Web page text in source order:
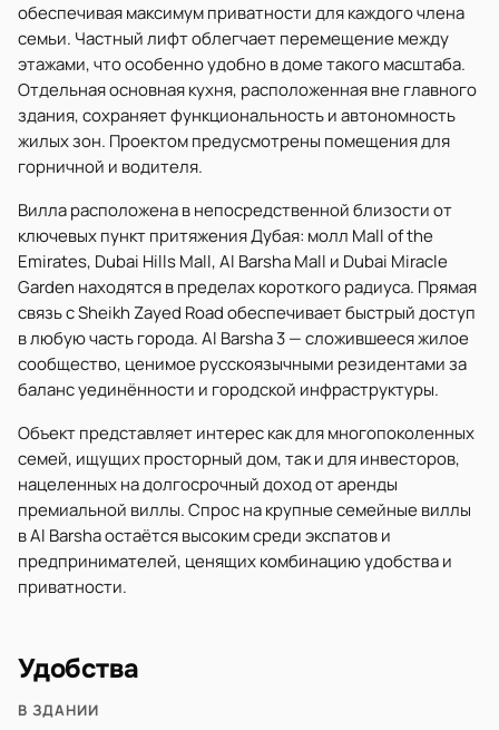
обеспечивая максимум приватности для каждого члена
семьи. Частный лифт облегчает перемещение между
этажами, что особенно удобно в доме такого масштаба.
Отдельная основная кухня, расположенная вне главного
здания, сохраняет функциональность и автономность
жилых зон. Проектом предусмотрены помещения для
горничной и водителя.
Вилла расположена в непосредственной близости от
ключевых пункт притяжения Дубая: молл Mall of the
Emirates, Dubai Hills Mall, Al Barsha Mall и Dubai Miracle
Garden находятся в пределах короткого радиуса. Прямая
связь с Sheikh Zayed Road обеспечивает быстрый доступ
в любую часть города. Al Barsha 3 — сложившееся жилое
сообщество, ценимое русскоязычными резидентами за
баланс уединённости и городской инфраструктуры.
Объект представляет интерес как для многопоколенных
семей, ищущих просторный дом, так и для инвесторов,
нацеленных на долгосрочный доход от аренды
премиальной виллы. Спрос на крупные семейные виллы
в Al Barsha остаётся высоким среди экспатов и
предпринимателей, ценящих комбинацию удобства и
приватности.
Удобства
В ЗДАНИИ